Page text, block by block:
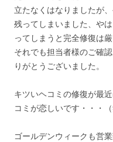
立たなくはなりましたが
残ってしまいました、や
ってしまうと完全修復は
それでも担当者様のご確
りがとうございました。
キツいヘコミの修復が最
コミが恋しいです・・・（
ゴールデンウィークも営